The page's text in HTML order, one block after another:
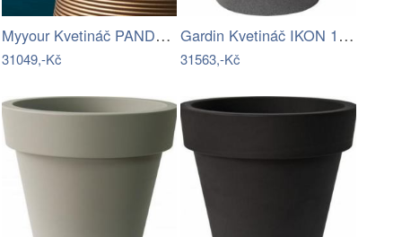
Myyour Kvetináč PANDORA - Pearl grey…
31049,-Kč
Gardin Kvetináč IKON 140 - Granite S4…
31563,-Kč